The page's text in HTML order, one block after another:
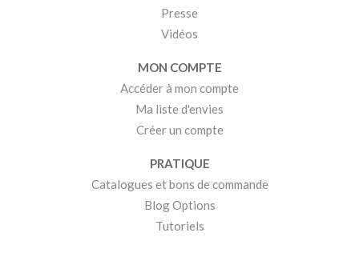
Presse
Vidéos
MON COMPTE
Accéder à mon compte
Ma liste d'envies
Créer un compte
PRATIQUE
Catalogues et bons de commande
Blog Options
Tutoriels